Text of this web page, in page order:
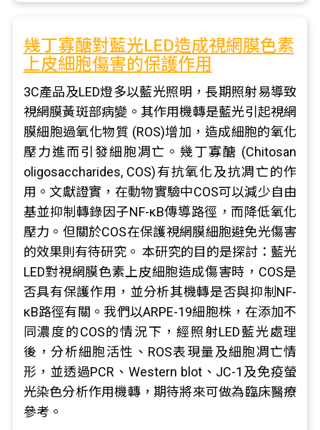
幾丁寡醣對藍光LED造成視網膜色素
上皮細胞傷害的保護作用
3C產品及LED燈多以藍光照明，長期照射易導致
視網膜黃斑部病變。其作用機轉是藍光引起視網
膜細胞過氧化物質 (ROS)增加，造成細胞的氧化
壓力進而引發細胞凋亡。幾丁寡醣 (Chitosan
oligosaccharides, COS)有抗氧化及抗凋亡的作
用。文獻證實，在動物實驗中COS可以減少自由
基並抑制轉錄因子NF-κB傳導路徑，而降低氧化
壓力。但關於COS在保護視網膜細胞避免光傷害
的效果則有待研究。 本研究的目的是探討：藍光
LED對視網膜色素上皮細胞造成傷害時，COS是
否具有保護作用，並分析其機轉是否與抑制NF-
κB路徑有關。我們以ARPE-19細胞株，在添加不
同濃度的COS的情況下，經照射LED藍光處理
後，分析細胞活性、ROS表現量及細胞凋亡情
形，並透過PCR、Western blot、JC-1及免疫螢
光染色分析作用機轉，期待將來可做為臨床醫療
參考。